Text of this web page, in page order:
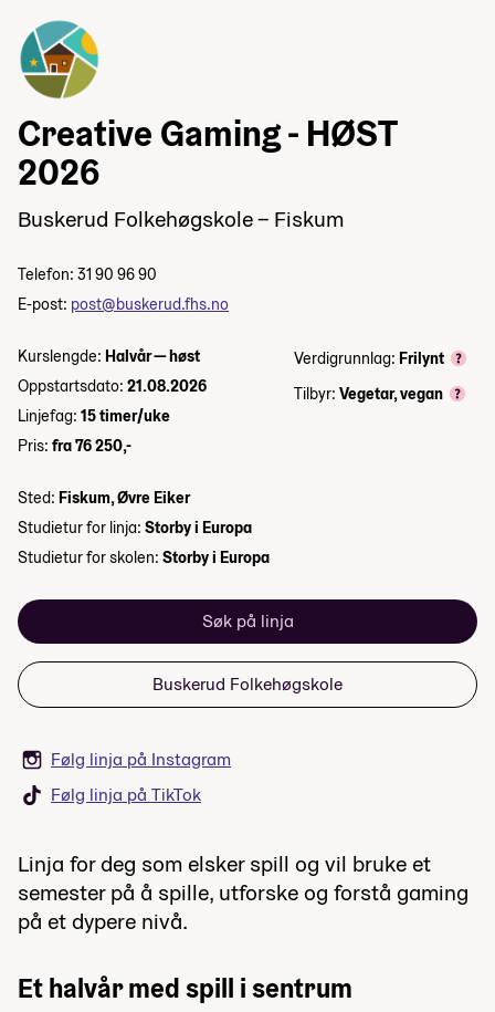
Creative Gaming - HØST
2026
Buskerud Folkehøgskole – Fiskum
Telefon: 31 90 96 90
E-post: post@buskerud.fhs.no
Kurslengde: Halvår — høst
Oppstartsdato: 21.08.2026
Linjefag: 15 timer/uke
Pris: fra 76 250,-
Verdigrunnlag: Frilynt
Tilbyr: Vegetar, vegan
Sted: Fiskum, Øvre Eiker
Studietur for linja: Storby i Europa
Studietur for skolen: Storby i Europa
Søk på linja
Buskerud Folkehøgskole
Følg linja på Instagram
Følg linja på TikTok
Linja for deg som elsker spill og vil bruke et
semester på å spille, utforske og forstå gaming
på et dypere nivå.
Et halvår med spill i sentrum